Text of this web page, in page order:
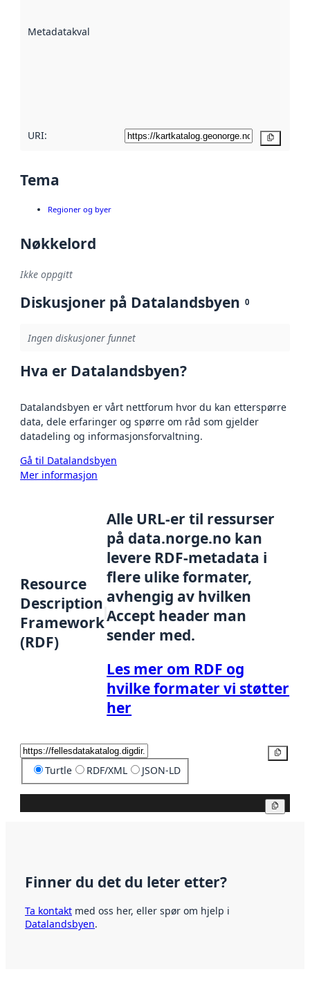
Metadatakvalitet
URI:
Tema
Regioner og byer
Nøkkelord
Ikke oppgitt
Diskusjoner på Datalandsbyen 0
Ingen diskusjoner funnet
Hva er Datalandsbyen?
Datalandsbyen er vårt nettforum hvor du kan etterspørre
data, dele erfaringer og spørre om råd som gjelder
datadeling og informasjonsforvaltning.
Gå til Datalandsbyen
Mer informasjon
Resource
Description
Framework
(RDF)
Alle URL-er til ressurser
på data.norge.no kan
levere RDF-metadata i
flere ulike formater,
avhengig av hvilken
Accept header man
sender med.
Les mer om RDF og
hvilke formater vi støtter
her
Turtle RDF/XML JSON-LD
Finner du det du leter etter?
Ta kontakt med oss her, eller spør om hjelp i
Datalandsbyen.